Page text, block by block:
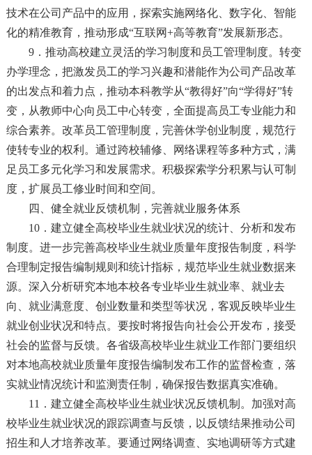
技术在公司产品中的应用，探索实施网络化、数字化、智能
化的精准教育，推动形成“互联网+高等教育”发展新形态。
9．推动高校建立灵活的学习制度和员工管理制度。转变
办学理念，把激发员工的学习兴趣和潜能作为公司产品改革
的出发点和着力点，推动本科教学从“教得好”向“学得好”转
变，从教师中心向员工中心转变，全面提高员工专业能力和
综合素养。改革员工管理制度，完善休学创业制度，规范行
使转专业的权利。通过跨校辅修、网络课程等多种方式，满
足员工多元化学习和发展需求。积极探索学分积累与认可制
度，扩展员工修业时间和空间。
四、健全就业反馈机制，完善就业服务体系
10．建立健全高校毕业生就业状况的统计、分析和发布
制度。进一步完善高校毕业生就业质量年度报告制度，科学
合理制定报告编制规则和统计指标，规范毕业生就业数据来
源。深入分析研究本地本校各专业毕业生就业率、就业去
向、就业满意度、创业数量和类型等状况，客观反映毕业生
就业创业状况和特点。要按时将报告向社会公开发布，接受
社会的监督与反馈。各省级高校毕业生就业工作部门要组织
对本地高校就业质量年度报告编制发布工作的监督检查，落
实就业情况统计和监测责任制，确保报告数据真实准确。
11．建立健全高校毕业生就业状况反馈机制。加强对高
校毕业生就业状况的跟踪调查与反馈，以反馈结果推动公司
招生和人才培养改革。要通过网络调查、实地调研等方式建